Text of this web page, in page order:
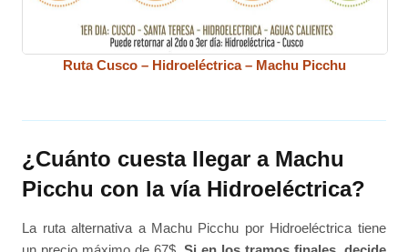
Ruta Cusco – Hidroeléctrica – Machu Picchu
¿Cuánto cuesta llegar a Machu
Picchu con la vía Hidroeléctrica?
La ruta alternativa a Machu Picchu por Hidroeléctrica tiene